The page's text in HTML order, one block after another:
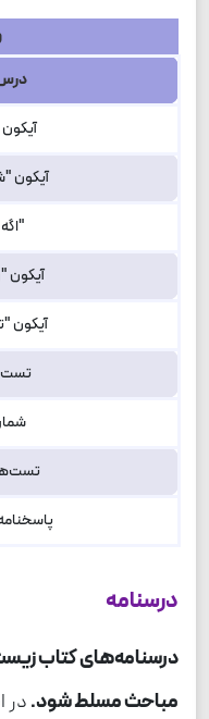
آیکون
آیکون
آیکون
درسنامه
درسنامه‌های کتاب
مباحث مسلط شود.در